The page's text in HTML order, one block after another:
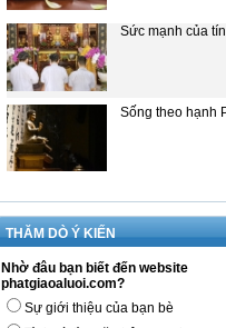
Sức mạnh của
Sống theo hạnh
THĂM DÒ Ý KIẾN
Nhờ đâu bạn biết đến website
phatgiaoaluoi.com?
Sự giới thiệu của bạn bè